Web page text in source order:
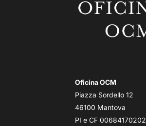
Oficina OCM
Piazza Sordello 12
46100 Mantova
PI e CF 00684170202